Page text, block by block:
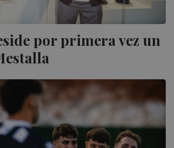
por primera vez un